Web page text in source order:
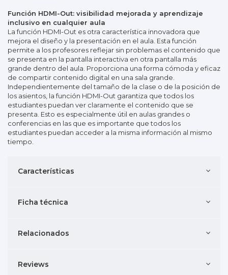
Función HDMI-Out: visibilidad mejorada y aprendizaje
inclusivo en cualquier aula
La función HDMI-Out es otra característica innovadora que
mejora el diseño y la presentación en el aula. Esta función
permite a los profesores reflejar sin problemas el contenido que
se presenta en la pantalla interactiva en otra pantalla más
grande dentro del aula. Proporciona una forma cómoda y eficaz
de compartir contenido digital en una sala grande.
Independientemente del tamaño de la clase o de la posición de
los asientos, la función HDMI-Out garantiza que todos los
estudiantes puedan ver claramente el contenido que se
presenta. Esto es especialmente útil en aulas grandes o
conferencias en las que es importante que todos los
estudiantes puedan acceder a la misma información al mismo
tiempo.
Características
Ficha técnica
Relacionados
Reviews